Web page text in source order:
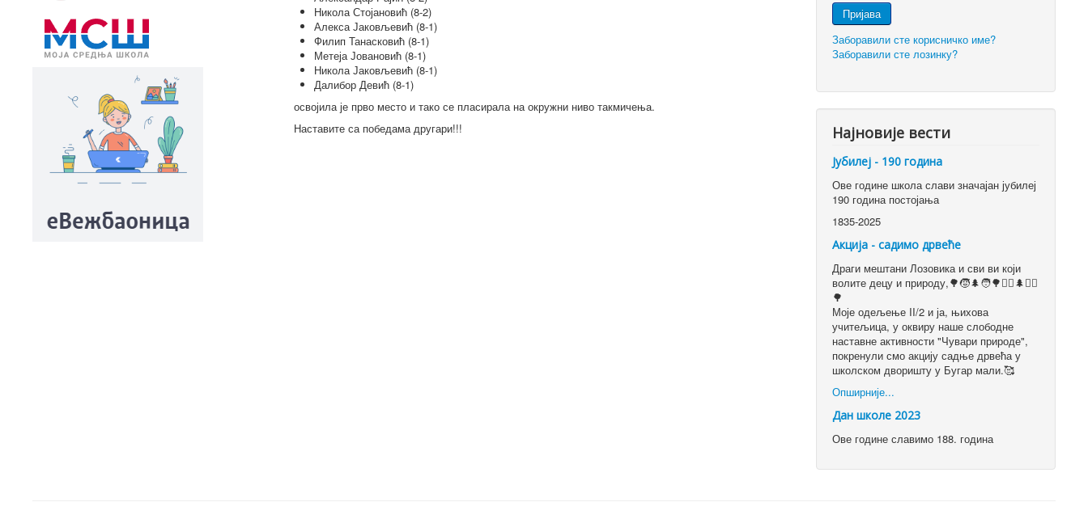
Никола Стојановић (8-2)
Алекса Јаковљевић (8-1)
Филип Танасковић (8-1)
Метеја Јовановић (8-1)
Никола Јаковљевић (8-1)
Далибор Девић (8-1)
освојила је прво место и тако се пласирала на окружни ниво такмичења.
Наставите са победама другари!!!
Пријава
Заборавили сте корисничко име?
Заборавили сте лозинку?
Најновије вести
Јубилеј - 190 година
Ове године школа слави значајан јубилеј
190 година постојања
1835-2025
Акција - садимо дрвеће
Драги мештани Лозовика и сви ви који
волите децу и природу,🌳🧒🌲🧑🌳👱‍♀️🌲👱‍♂️
🌳
Моје одељење II/2 и ја, њихова
учитељица, у оквиру наше слободне
наставне активности "Чувари природе",
покренули смо акцију садње дрвећа у
школском дворишту у Бугар мали.🥰
Опширније...
Дан школе 2023
Ове године славимо 188. година